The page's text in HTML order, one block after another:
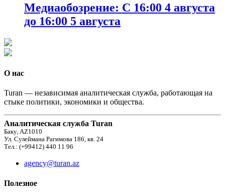
Медиаобозрение: С 16:00 4 августа
до 16:00 5 августа
О нас
Turan — независимая аналитическая служба, работающая на
стыке политики, экономики и общества.
Аналитическая служба Turan
Баку, AZ1010
Ул. Сулеймана Рагимова 186, кв. 24
Тел.: (+99412) 440 11 96
agency@turan.az
Полезное